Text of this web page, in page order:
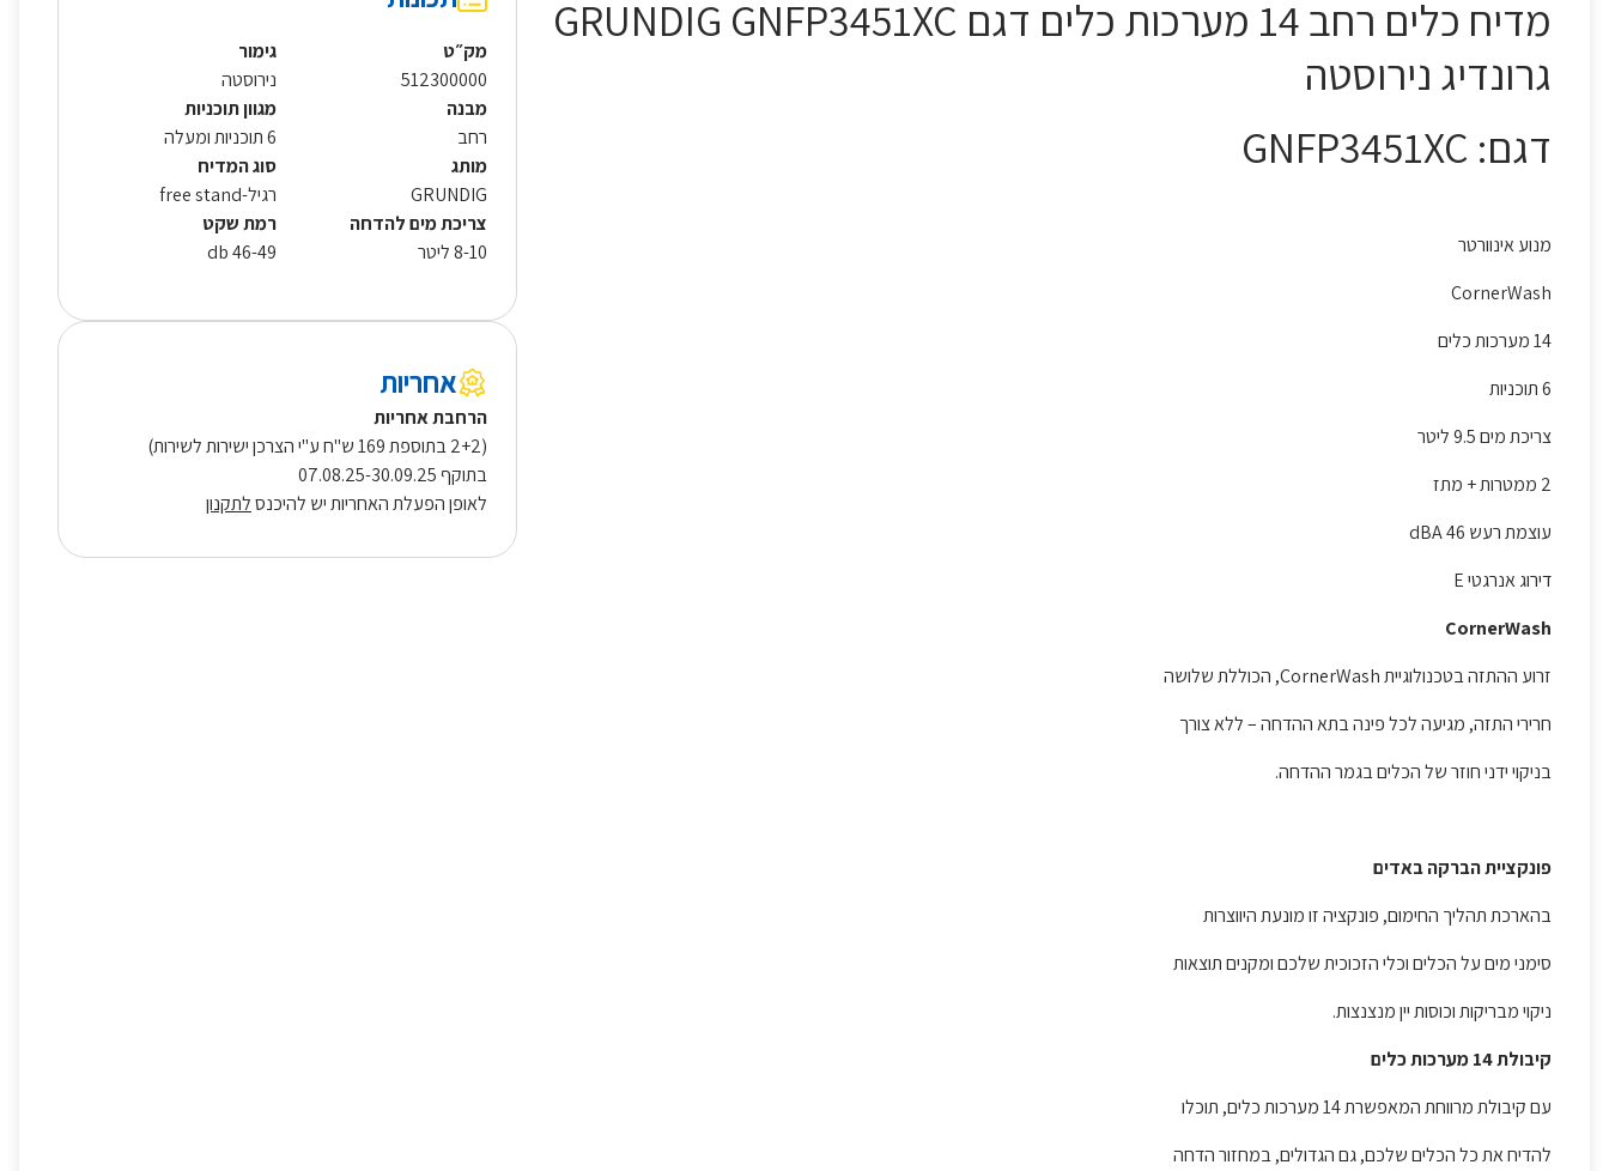
מדיח כלים רחב 14 מערכות כלים דגם GRUNDIG GNFP3451XC
גרונדיג נירוסטה
דגם: GNFP3451XC
מנוע אינוורטר
CornerWash
14 מערכות כלים
6 תוכניות
צריכת מים 9.5 ליטר
2 ממטרות + מתז
עוצמת רעש 46 dBA
דירוג אנרגטי E
CornerWash
זרוע ההתזה בטכנולוגיית CornerWash, הכוללת שלושה
חרירי התזה, מגיעה לכל פינה בתא ההדחה – ללא צורך
בניקוי ידני חוזר של הכלים בגמר ההדחה.
פונקציית הברקה באדים
בהארכת תהליך החימום, פונקציה זו מונעת היווצרות
סימני מים על הכלים וכלי הזכוכית שלכם ומקנים תוצאות
ניקוי מבריקות וכוסות יין מנצנצות.
קיבולת 14 מערכות כלים
עם קיבולת מרווחת המאפשרת 14 מערכות כלים, תוכלו
להדיח את כל הכלים שלכם, גם הגדולים, במחזור הדחה
מק״ט
512300000
גימור
נירוסטה
מבנה
רחב
מגוון תוכניות
6 תוכניות ומעלה
מותג
GRUNDIG
סוג המדיח
רגיל-free stand
צריכת מים להדחה
8-10 ליטר
רמת שקט
46-49 db
אחריות
הרחבת אחריות
(2+2 בתוספת 169 ש"ח ע"י הצרכן ישירות לשירות)
בתוקף 07.08.25-30.09.25
לאופן הפעלת האחריות יש להיכנסלתקנון